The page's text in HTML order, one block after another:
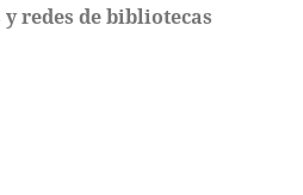
redes de bibliotecas